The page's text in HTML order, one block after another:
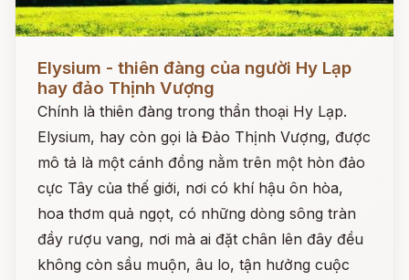
Elysium - thiên đàng của người Hy Lạp
hay đảo Thịnh Vượng
Chính là thiên đàng trong thần thoại Hy Lạp.
Elysium, hay còn gọi là Đảo Thịnh Vượng, được
mô tả là một cánh đồng nằm trên một hòn đảo
cực Tây của thế giới, nơi có khí hậu ôn hòa,
hoa thơm quả ngọt, có những dòng sông tràn
đầy rượu vang, nơi mà ai đặt chân lên đây đều
không còn sầu muộn, âu lo, tận hưởng cuộc